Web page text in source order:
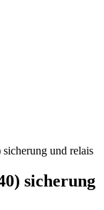
und relais
sicherung